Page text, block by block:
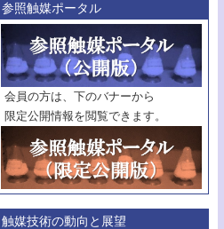
参照触媒ポータル
会員の方は、下のバナーから
限定公開情報を閲覧できます。
触媒技術の動向と展望